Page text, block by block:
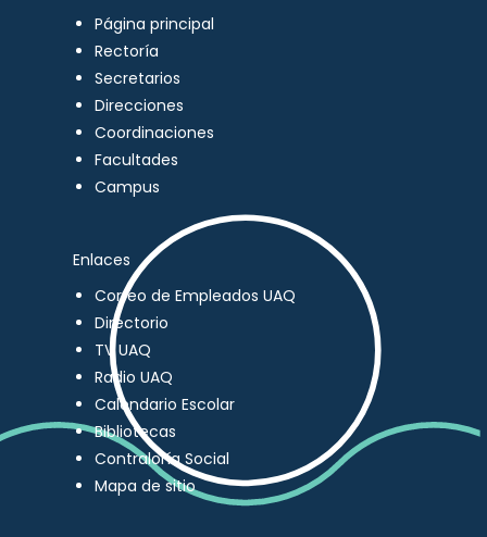
Página principal
Rectoría
Secretarios
Direcciones
Coordinaciones
Facultades
Campus
Enlaces
Correo de Empleados UAQ
Directorio
TV UAQ
Radio UAQ
Calendario Escolar
Bibliotecas
Contraloría Social
Mapa de sitio